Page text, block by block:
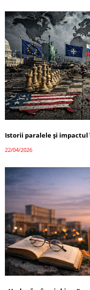
Istorii paralele și impactul
22/04/2026